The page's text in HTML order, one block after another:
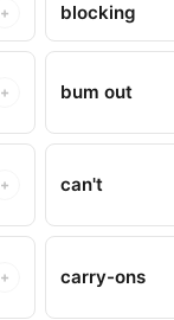
+ blocking
+ bum out
+ can't
+ carry-ons